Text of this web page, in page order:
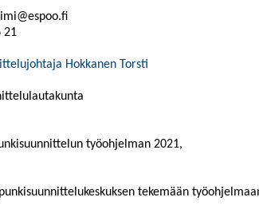
21
Hokkanen Torsti
työohjelman 2021,
tekemään